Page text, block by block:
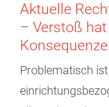
Aktuelle
– Verstoß
Problematisch